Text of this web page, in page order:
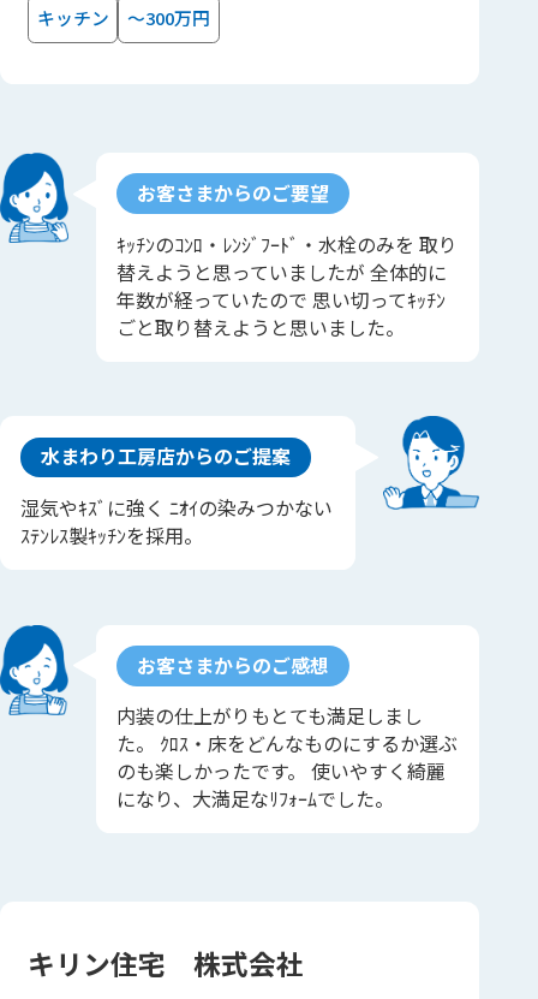
キッチン ～300万円
お客さまからのご要望
ｷｯﾁﾝのｺﾝﾛ・ﾚﾝｼﾞﾌｰﾄﾞ・水栓のみを 取り
替えようと思っていましたが 全体的に
年数が経っていたので 思い切ってｷｯﾁﾝ
ごと取り替えようと思いました。
水まわり工房店からのご提案
湿気やｷｽﾞに強く ﾆｵｲの染みつかない
ｽﾃﾝﾚｽ製ｷｯﾁﾝを採用。
お客さまからのご感想
内装の仕上がりもとても満足しまし
た。 ｸﾛｽ・床をどんなものにするか選ぶ
のも楽しかったです。 使いやすく綺麗
になり、大満足なﾘﾌｫｰﾑでした。
キリン住宅 株式会社